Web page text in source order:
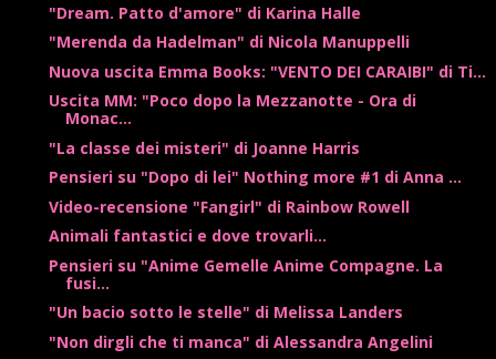
"Dream. Patto d'amore" di Karina Halle
"Merenda da Hadelman" di Nicola Manuppelli
Nuova uscita Emma Books: "VENTO DEI CARAIBI" di Ti...
Uscita MM: "Poco dopo la Mezzanotte - Ora di
Monac...
"La classe dei misteri" di Joanne Harris
Pensieri su "Dopo di lei" Nothing more #1 di Anna ...
Video-recensione "Fangirl" di Rainbow Rowell
Animali fantastici e dove trovarli...
Pensieri su "Anime Gemelle Anime Compagne. La
fusi...
"Un bacio sotto le stelle" di Melissa Landers
"Non dirgli che ti manca" di Alessandra Angelini